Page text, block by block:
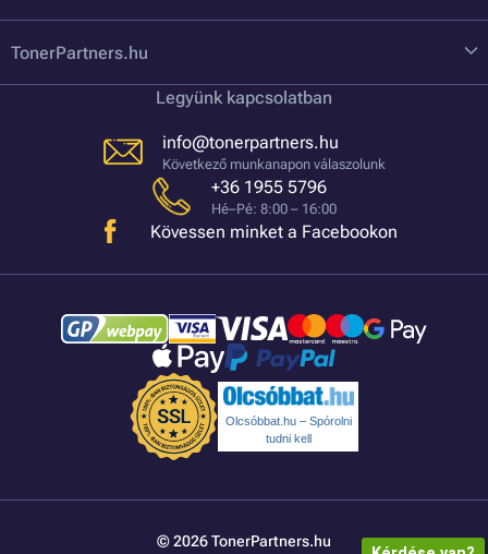
TonerPartners.hu
Legyünk kapcsolatban
info@tonerpartners.hu
Következő munkanapon válaszolunk
+36 1955 5796
Hé–Pé: 8:00 – 16:00
Kövessen minket a Facebookon
Olcsóbbat.hu – Spórolni
tudni kell
© 2026 TonerPartners.hu